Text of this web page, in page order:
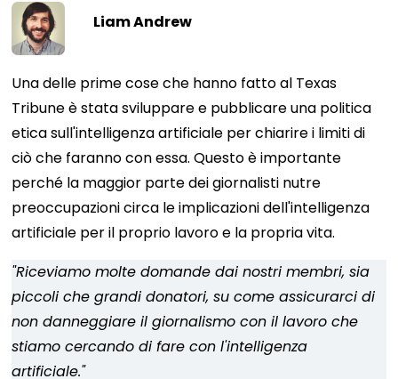
Liam Andrew
Una delle prime cose che hanno fatto al Texas
Tribune è stata sviluppare e pubblicare una politica
etica sull'intelligenza artificiale per chiarire i limiti di
ciò che faranno con essa. Questo è importante
perché la maggior parte dei giornalisti nutre
preoccupazioni circa le implicazioni dell'intelligenza
artificiale per il proprio lavoro e la propria vita.
"Riceviamo molte domande dai nostri membri, sia
piccoli che grandi donatori, su come assicurarci di
non danneggiare il giornalismo con il lavoro che
stiamo cercando di fare con l'intelligenza
artificiale."